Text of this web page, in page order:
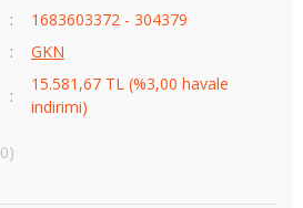
1683603372 - 304379
GKN
15.581,67 TL (%3,00 havale
indirimi)